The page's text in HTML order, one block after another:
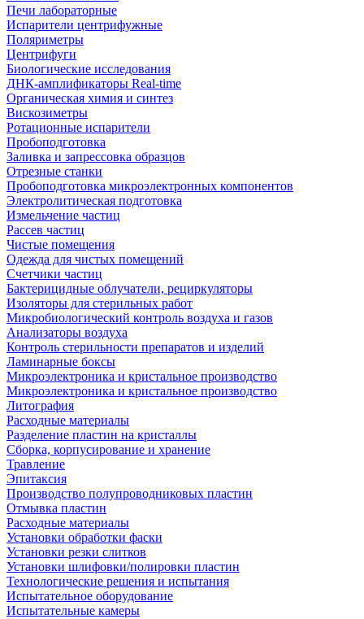
Печи лабораторные
Испарители центрифужные
Поляриметры
Центрифуги
Биологические исследования
ДНК-амплификаторы Real-time
Органическая химия и синтез
Вискозиметры
Ротационные испарители
Пробоподготовка
Заливка и запрессовка образцов
Отрезные станки
Пробоподготовка микроэлектронных компонентов
Электролитическая подготовка
Измельчение частиц
Рассев частиц
Чистые помещения
Одежда для чистых помещений
Счетчики частиц
Бактерицидные облучатели, рециркуляторы
Изоляторы для стерильных работ
Микробиологический контроль воздуха и газов
Анализаторы воздуха
Контроль стерильности препаратов и изделий
Ламинарные боксы
Микроэлектроника и кристальное производство
Микроэлектроника и кристальное производство
Литография
Расходные материалы
Разделение пластин на кристаллы
Сборка, корпусирование и хранение
Травление
Эпитаксия
Производство полупроводниковых пластин
Отмывка пластин
Расходные материалы
Установки обработки фаски
Установки резки слитков
Установки шлифовки/полировки пластин
Технологические решения и испытания
Испытательное оборудование
Испытательные камеры